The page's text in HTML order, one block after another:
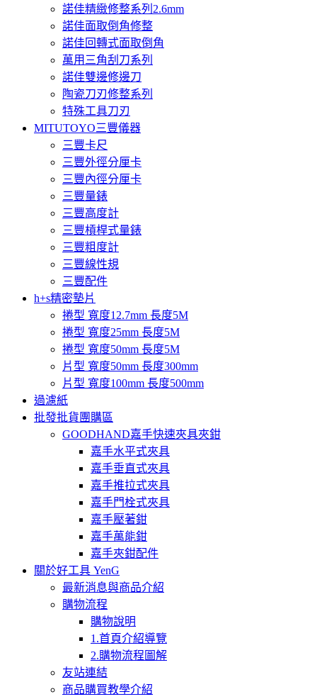
諾佳精緻修整系列2.6mm
諾佳面取倒角修整
諾佳回轉式面取倒角
萬用三角刮刀系列
諾佳雙邊修邊刀
陶瓷刀刃修整系列
特殊工具刀刃
MITUTOYO三豐儀器
三豐卡尺
三豐外徑分厘卡
三豐內徑分厘卡
三豐量錶
三豐高度計
三豐槓桿式量錶
三豐粗度計
三豐線性規
三豐配件
h+s精密墊片
捲型 寬度12.7mm 長度5M
捲型 寬度25mm 長度5M
捲型 寬度50mm 長度5M
片型 寬度50mm 長度300mm
片型 寬度100mm 長度500mm
過濾紙
批發批貨團購區
GOODHAND嘉手快速夾具夾鉗
嘉手水平式夾具
嘉手垂直式夾具
嘉手推拉式夾具
嘉手門栓式夾具
嘉手壓著鉗
嘉手萬能鉗
嘉手夾鉗配件
關於好工具 YenG
最新消息與商品介紹
購物流程
購物說明
1.首頁介紹導覽
2.購物流程圖解
友站連結
商品購買教學介紹